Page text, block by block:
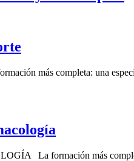
más completa: una
La formación más